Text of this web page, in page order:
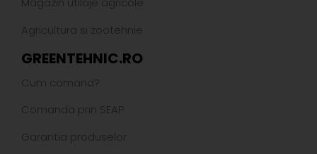
Agricultura si zootehnie
GREENTEHNIC.RO
Cum comand?
Comanda prin SEAP
Garantia produselor